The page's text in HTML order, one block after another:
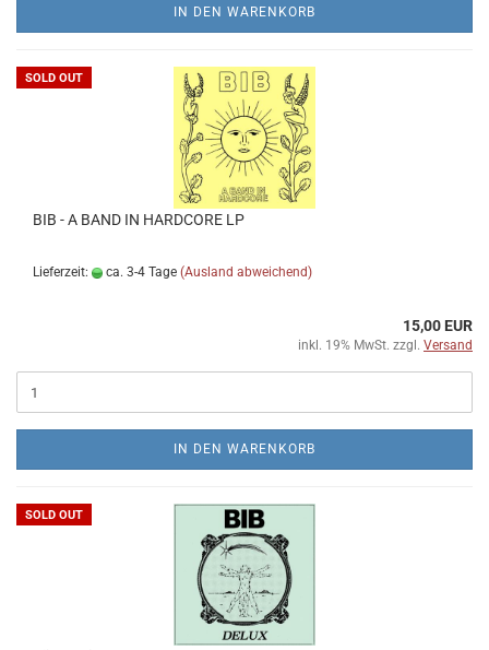
IN DEN WARENKORB
SOLD OUT
BIB - A BAND IN HARDCORE LP
Lieferzeit: ca. 3-4 Tage (Ausland abweichend)
15,00 EUR
inkl. 19% MwSt. zzgl. Versand
IN DEN WARENKORB
SOLD OUT